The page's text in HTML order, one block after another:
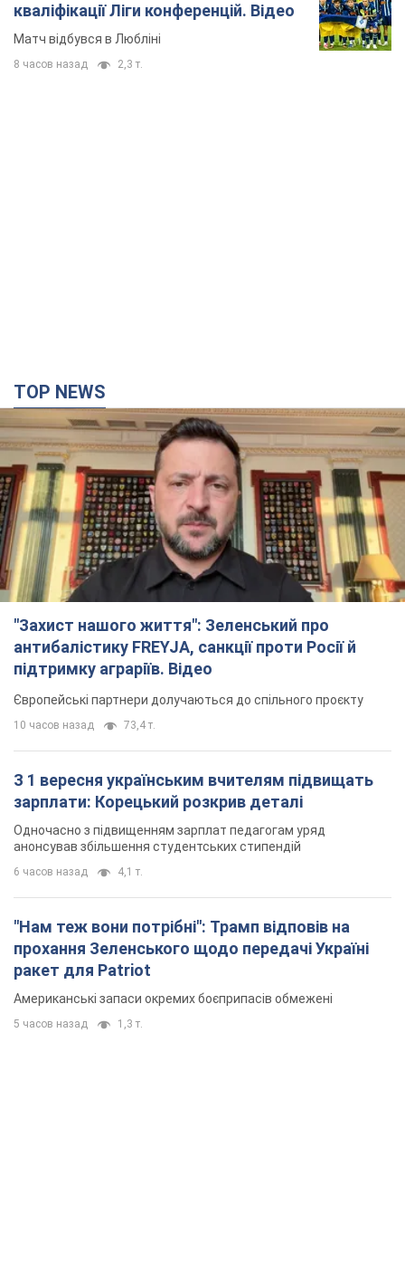
кваліфікації Ліги конференцій. Відео
Матч відбувся в Любліні
8 часов назад 2,3 т.
TOP NEWS
"Захист нашого життя": Зеленський про
антибалістику FREYJA, санкції проти Росії й
підтримку аграріїв. Відео
Європейські партнери долучаються до спільного проєкту
10 часов назад 73,4 т.
З 1 вересня українським вчителям підвищать
зарплати: Корецький розкрив деталі
Одночасно з підвищенням зарплат педагогам уряд
анонсував збільшення студентських стипендій
6 часов назад 4,1 т.
"Нам теж вони потрібні": Трамп відповів на
прохання Зеленського щодо передачі Україні
ракет для Patriot
Американські запаси окремих боєприпасів обмежені
5 часов назад 1,3 т.